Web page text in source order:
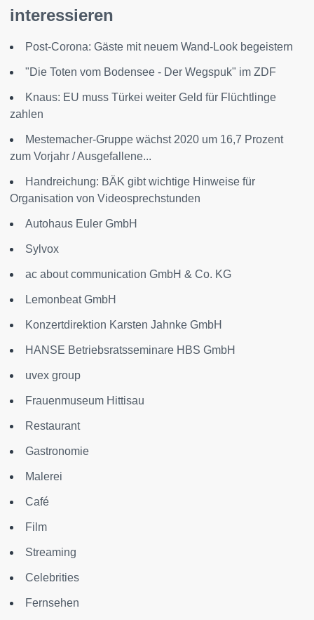
interessieren
Post-Corona: Gäste mit neuem Wand-Look begeistern
"Die Toten vom Bodensee - Der Wegspuk" im ZDF
Knaus: EU muss Türkei weiter Geld für Flüchtlinge
zahlen
Mestemacher-Gruppe wächst 2020 um 16,7 Prozent
zum Vorjahr / Ausgefallene...
Handreichung: BÄK gibt wichtige Hinweise für
Organisation von Videosprechstunden
Autohaus Euler GmbH
Sylvox
ac about communication GmbH & Co. KG
Lemonbeat GmbH
Konzertdirektion Karsten Jahnke GmbH
HANSE Betriebsratsseminare HBS GmbH
uvex group
Frauenmuseum Hittisau
Restaurant
Gastronomie
Malerei
Café
Film
Streaming
Celebrities
Fernsehen